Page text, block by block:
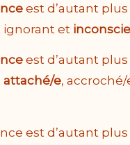
est d’autant
ignorant et
est d’autant
attaché/e, accroché/
est d’autant